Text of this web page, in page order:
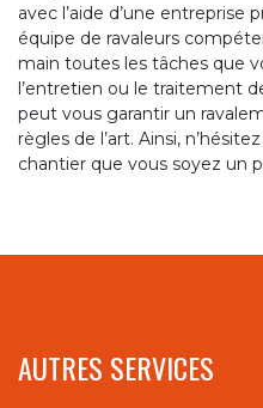
avec l’aide d’une entreprise
équipe de ravaleurs
main toutes les tâches que
l’entretien ou le traitement
peut vous garantir un
règles de l’art. Ainsi,
chantier que vous soyez un
AUTRES SERVICES